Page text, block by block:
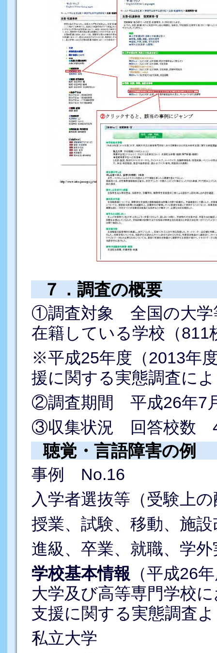
７．調査の概要
①調査対象 全国の大学
在籍している学校（811
※平成25年度（2013年
援に関する実態調査に
②調査期間 平成26年7
③収集状況 回答校数
聴覚・言語障害の例
事例 No.16
入学者選抜等（受験上
授業、試験、移動、施設
進級、卒業、就職、学
学校基本情報 （平成26
大学及び高等専門学校
支援に関する実態調査
私立大学